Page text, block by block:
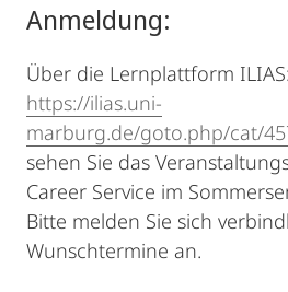
Anmeldung:
Über die Lernplattform ILIAS:
https://ilias.uni-
marburg.de/goto.php/cat/
sehen Sie das
Career Service im
Bitte melden Sie sich
Wunschtermine an.